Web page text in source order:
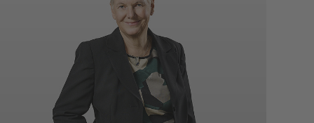
Sekretariat Standort Stuttgart
Telefon: 0711 489825-33
birgit.lee(at)kea-bw.de